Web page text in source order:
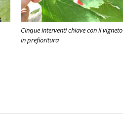
Cinque interventi chiave con il vigneto
in prefioritura